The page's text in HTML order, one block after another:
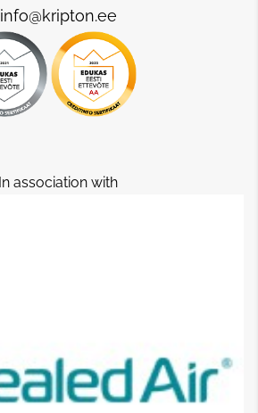
info@kripton.ee
In association with